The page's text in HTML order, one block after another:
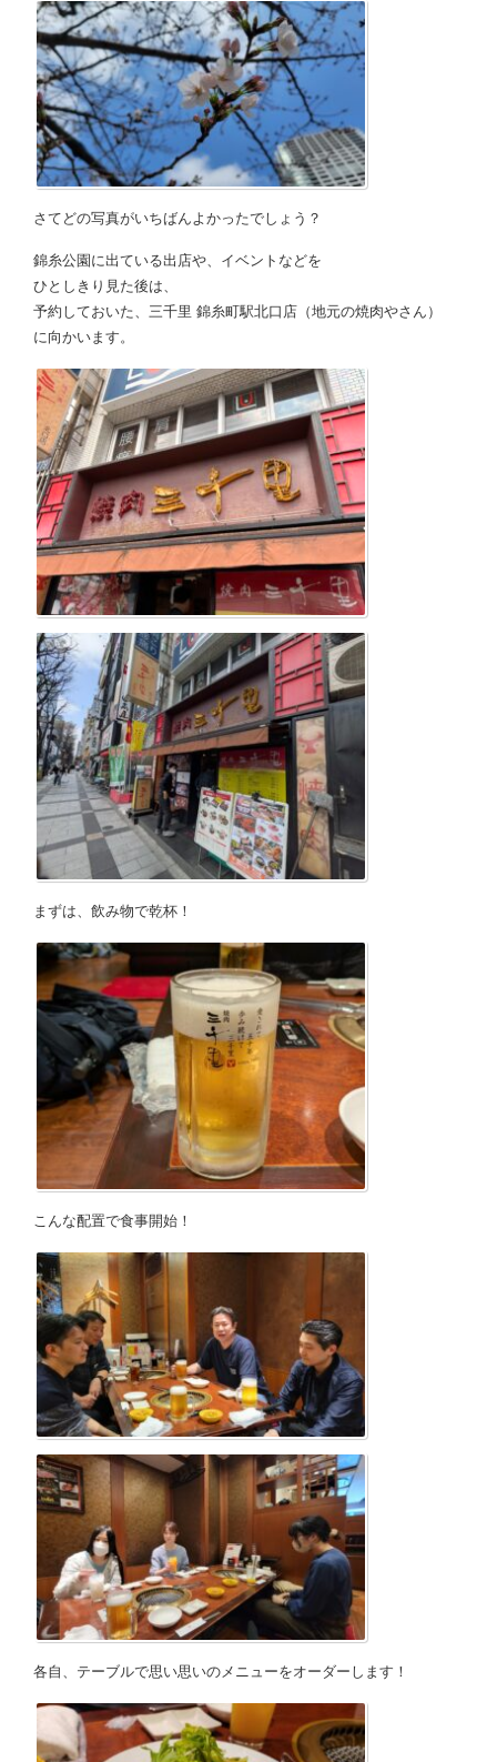
さてどの写真がいちばんよかったでしょう？
錦糸公園に出ている出店や、イベントなどを
ひとしきり見た後は、
予約しておいた、三千里 錦糸町駅北口店（地元の焼肉やさん）
に向かいます。
まずは、飲み物で乾杯！
こんな配置で食事開始！
各自、テーブルで思い思いのメニューをオーダーします！